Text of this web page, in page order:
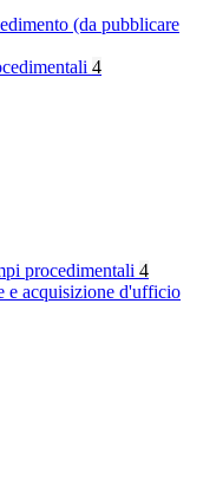
(da pubblicare
4
procedimentali 4
e acquisizione d'ufficio